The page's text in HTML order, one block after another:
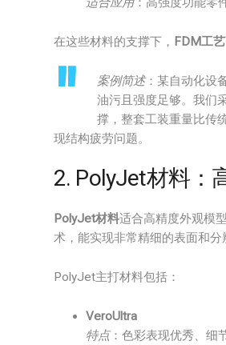
在这些材料的支撑下， FDM工艺
案例简述：某自动化设
油污且强度足够。我们
撑，整套工装重量比传
现结构疲劳问题。
2. PolyJet材料：
PolyJet材料适合高精度外观模
术，能实现非常精细的表面和分
PolyJet主打材料包括：
VeroUltra
特点：色彩表现优秀、细